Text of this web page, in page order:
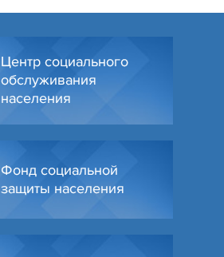
Центр социального
обслуживания
населения
Фонд социальной
защиты населения